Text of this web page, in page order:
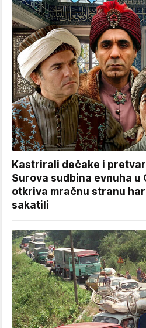
Kastrirali dečake i
Surova sudbina evnuha u
otkriva mračnu stranu
sakatili